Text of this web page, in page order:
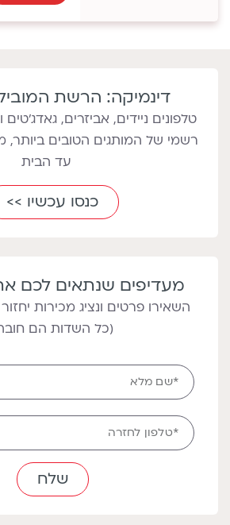
דינמיקה: הרשת
טלפונים ניידים, אביזרים, גאדג'טים
רשמי של המותגים הטובים ביותר,
עד הבית
כנסו עכשיו >>
מעדיפים שנתאים לכם
השאירו פרטים ונציג מכירות
(כל השדות הם חובה)
Full
name
*שם מלא
טלפון
לחזרה
*טלפון לחזרה